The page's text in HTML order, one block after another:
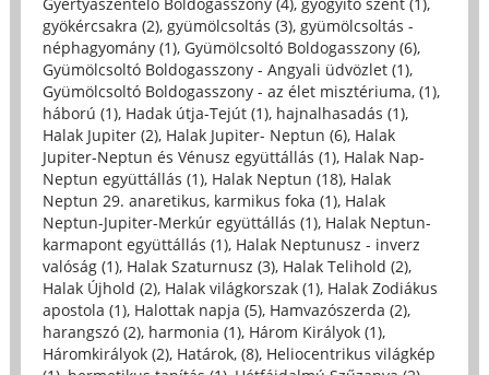
gyökércsakra (2), gyümölcsoltás (3), gyümölcsoltás -
néphagyomány (1), Gyümölcsoltó Boldogasszony (6),
Gyümölcsoltó Boldogasszony - Angyali üdvözlet (1),
Gyümölcsoltó Boldogasszony - az élet misztériuma, (1),
háború (1), Hadak útja-Tejút (1), hajnalhasadás (1),
Halak Jupiter (2), Halak Jupiter- Neptun (6), Halak
Jupiter-Neptun és Vénusz együttállás (1), Halak Nap-
Neptun együttállás (1), Halak Neptun (18), Halak
Neptun 29. anaretikus, karmikus foka (1), Halak
Neptun-Jupiter-Merkúr együttállás (1), Halak Neptun-
karmapont együttállás (1), Halak Neptunusz - inverz
valóság (1), Halak Szaturnusz (3), Halak Telihold (2),
Halak Újhold (2), Halak világkorszak (1), Halak Zodiákus
apostola (1), Halottak napja (5), Hamvazószerda (2),
harangszó (2), harmonia (1), Három Királyok (1),
Háromkirályok (2), Határok, (8), Heliocentrikus világkép